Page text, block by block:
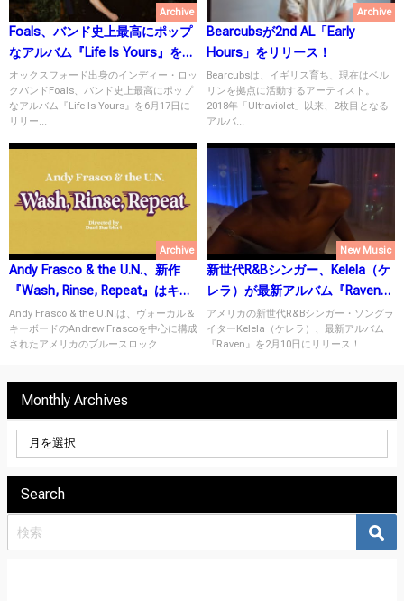
Archive
Foals、バンド史上最高にポップ
なアルバム『Life Is Yours』を6
月17日にリリース！
オックスフォード出身のインディー・ロッ
クバンドFoals、バンド史上最高にポップ
なアルバム『Life Is Yours』を6月17日に
リリー...
Archive
Bearcubsが2nd AL「Early
Hours」をリリース！
Bearcubsは、イギリス育ち、現在はベル
リンを拠点に活動するアーティスト。
2018年「Ultraviolet」以来、2枚目となる
アルバ...
Archive
Andy Frasco & the U.N.、新作
『Wash, Rinse, Repeat』はキャ
リアの集大成となる1枚に！
Andy Frasco & the U.N.は、ヴォーカル＆
キーボードのAndrew Frascoを中心に構成
されたアメリカのブルースロック...
New Music
新世代R&Bシンガー、Kelela（ケ
レラ）が最新アルバム『Raven』
を2月10日にリリース！
アメリカの新世代R&Bシンガー・ソングラ
イターKelela（ケレラ）、最新アルバム
『Raven』を2月10日にリリース！...
Monthly Archives
Search